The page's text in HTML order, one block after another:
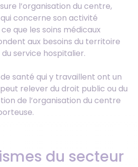
l’organisation du centre,
concerne son activité
que les soins médicaux
aux besoins du territoire
service hospitalier.
santé qui y travaillent ont un
relever du droit public ou du
de l’organisation du centre
du secteur